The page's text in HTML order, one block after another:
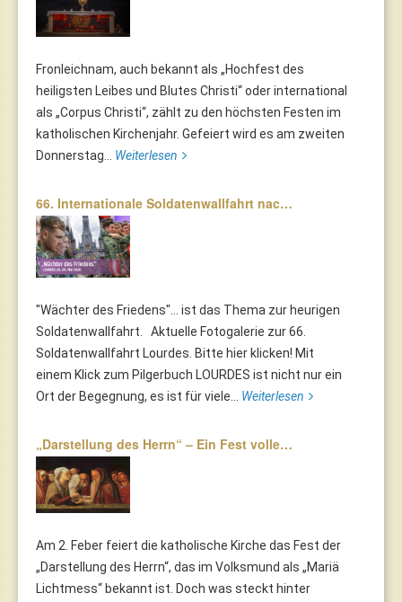
Fronleichnam, auch bekannt als „Hochfest des
heiligsten Leibes und Blutes Christi“ oder international
als „Corpus Christi“, zählt zu den höchsten Festen im
katholischen Kirchenjahr. Gefeiert wird es am zweiten
Donnerstag... Weiterlesen
66. Internationale Soldatenwallfahrt nac…
"Wächter des Friedens"... ist das Thema zur heurigen
Soldatenwallfahrt. Aktuelle Fotogalerie zur 66.
Soldatenwallfahrt Lourdes. Bitte hier klicken! Mit
einem Klick zum Pilgerbuch LOURDES ist nicht nur ein
Ort der Begegnung, es ist für viele... Weiterlesen
„Darstellung des Herrn“ – Ein Fest volle…
Am 2. Feber feiert die katholische Kirche das Fest der
„Darstellung des Herrn“, das im Volksmund als „Mariä
Lichtmess“ bekannt ist. Doch was steckt hinter